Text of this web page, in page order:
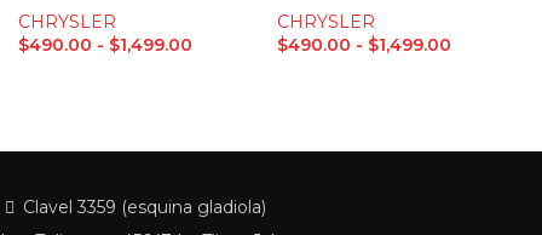
CHRYSLER
$490.00 - $1,499.00
CHRYSLER
$490.00 - $1,499.00
Clavel 3359 (esquina gladiola)